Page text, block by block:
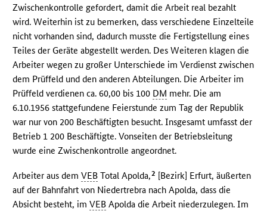
Zwischenkontrolle gefordert, damit die Arbeit real bezahlt
wird. Weiterhin ist zu bemerken, dass verschiedene Einzelteile
nicht vorhanden sind, dadurch musste die Fertigstellung eines
Teiles der Geräte abgestellt werden. Des Weiteren klagen die
Arbeiter wegen zu großer Unterschiede im Verdienst zwischen
dem Prüffeld und den anderen Abteilungen. Die Arbeiter im
Prüffeld verdienen ca. 60,00 bis 100 DM mehr. Die am
6.10.1956 stattgefundene Feierstunde zum Tag der Republik
war nur von 200 Beschäftigten besucht. Insgesamt umfasst der
Betrieb 1 200 Beschäftigte. Vonseiten der Betriebsleitung
wurde eine Zwischenkontrolle angeordnet.
Arbeiter aus demVEB Total Apolda,2 [Bezirk] Erfurt, äußerten
auf der Bahnfahrt von Niedertrebra nach Apolda, dass die
Absicht besteht, imVEB Apolda die Arbeit niederzulegen. Im